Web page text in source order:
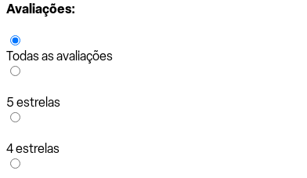
Avaliações:
Todas as avaliações
5 estrelas
4 estrelas